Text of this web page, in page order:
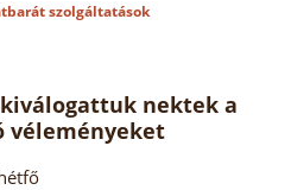
szolgáltatások
kiválogattuk nektek a
véleményeket